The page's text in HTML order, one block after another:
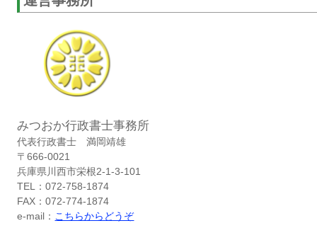
みつおか行政書士事務所
代表行政書士 満岡靖雄
〒666-0021
兵庫県川西市栄根2-1-3-101
TEL：072-758-1874
FAX：072-774-1874
e-mail： こちらからどうぞ